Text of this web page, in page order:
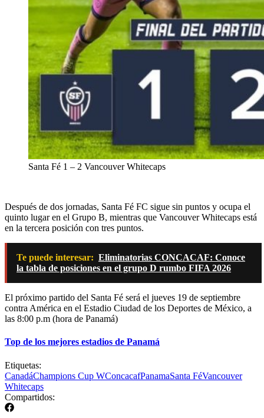
Santa Fé 1 – 2 Vancouver Whitecaps
Después de dos jornadas, Santa Fé FC sigue sin puntos y ocupa el
quinto lugar en el Grupo B, mientras que Vancouver Whitecaps está
en la tercera posición con tres puntos.
Te puede interesar: Eliminatorias CONCACAF: Conoce
la tabla de posiciones en el grupo D rumbo FIFA 2026
El próximo partido del Santa Fé será el jueves 19 de septiembre
contra América en el Estadio Ciudad de los Deportes de México, a
las 8:00 p.m (hora de Panamá)
Top de los mejores estadios de Panamá
Etiquetas:
CanadáChampions Cup WConcacafPanamaSanta FéVancouver
Whitecaps
Compartidos: